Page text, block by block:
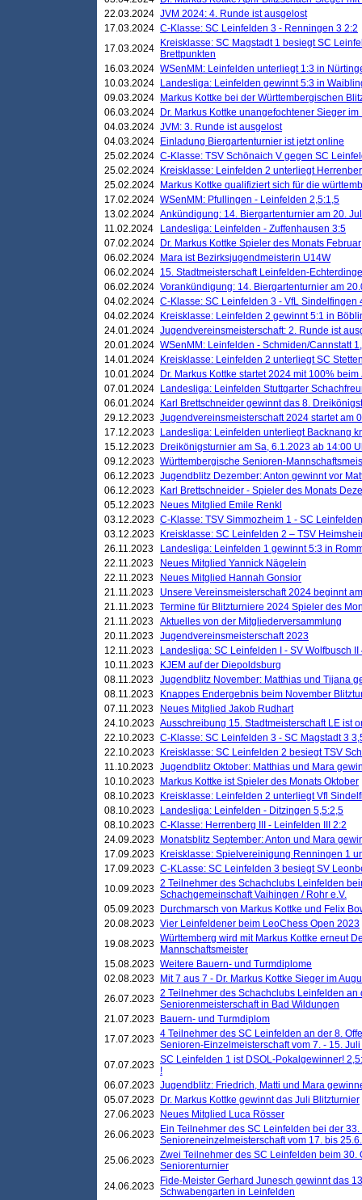
22.03.2024 JVM 2024: 4. Runde ist ausgelost
17.03.2024 C-Klasse: SC Leinfelden 3 - Renningen 3 2:2
17.03.2024
Kreisklasse: SC Magstadt 1 besiegt SC
Brettpunkten
16.03.2024 WSenMM: Leinfelden unterliegt 1:3 in
10.03.2024
Landesliga: Leinfelden gewinnt 5:3 in
09.03.2024
Markus Kottke bei der Württembergischen
06.03.2024
Dr. Markus Kottke unangefochtener Sieger
04.03.2024 JVM: 3. Runde ist ausgelost
04.03.2024
Einladung Biergartenturnier ist jetzt online
25.02.2024 C-Klasse: TSV Schönaich V gegen SC
25.02.2024
Kreisklasse: Leinfelden 2 unterliegt
25.02.2024
Markus Kottke qualifiziert sich für die
17.02.2024 WSenMM: Pfullingen - Leinfelden 2,5:1,5
13.02.2024 Ankündigung: 14. Biergartenturnier am 20.
11.02.2024
Landesliga: Leinfelden - Zuffenhausen 3:5
07.02.2024
Dr. Markus Kottke Spieler des Monats Februar
06.02.2024
Mara ist Bezirksjugendmeisterin U14W
06.02.2024 15. Stadtmeisterschaft Leinfelden-
06.02.2024 Vorankündigung: 14. Biergartenturnier am
04.02.2024 C-Klasse: SC Leinfelden 3 - VfL Sindelfingen
04.02.2024
Kreisklasse: Leinfelden 2 gewinnt 5:1 in
24.01.2024 Jugendvereinsmeisterschaft: 2. Runde ist
20.01.2024 WSenMM: Leinfelden - Schmiden/Cannstatt
14.01.2024
Kreisklasse: Leinfelden 2 unterliegt SC
10.01.2024
Dr. Markus Kottke startet 2024 mit 100%
07.01.2024
Landesliga: Leinfelden Stuttgarter
06.01.2024
Karl Brettschneider gewinnt das 8.
29.12.2023 Jugendvereinsmeisterschaft 2024 startet am
17.12.2023
Landesliga: Leinfelden unterliegt Backnang
15.12.2023
Dreikönigsturnier am Sa, 6.1.2023 ab 14:00
09.12.2023 Württembergische Senioren-
06.12.2023 Jugendblitz Dezember: Anton gewinnt vor
06.12.2023
Karl Brettschneider - Spieler des Monats
05.12.2023
Neues Mitglied Emile Renkl
03.12.2023 C-Klasse: TSV Simmozheim 1 - SC
03.12.2023
Kreisklasse: SC Leinfelden 2 – TSV
26.11.2023
Landesliga: Leinfelden 1 gewinnt 5:3 in
22.11.2023
Neues Mitglied Yannick Nägelein
22.11.2023
Neues Mitglied Hannah Gonsior
21.11.2023
Unsere Vereinsmeisterschaft 2024 beginnt
21.11.2023 Termine für Blitzturniere 2024 Spieler des
21.11.2023 Aktuelles von der Mitgliederversammlung
20.11.2023 Jugendvereinsmeisterschaft 2023
12.11.2023
Landesliga: SC Leinfelden I - SV Wolfbusch II
10.11.2023
KJEM auf der Diepoldsburg
08.11.2023 Jugendblitz November: Matthias und Tijana
08.11.2023
Knappes Endergebnis beim November
07.11.2023
Neues Mitglied Jakob Rudhart
24.10.2023 Ausschreibung 15. Stadtmeisterschaft LE ist
22.10.2023 C-Klasse: SC Leinfelden 3 - SC Magstadt 3
22.10.2023
Kreisklasse: SC Leinfelden 2 besiegt TSV
11.10.2023 Jugendblitz Oktober: Matthias und Mara
10.10.2023
Markus Kottke ist Spieler des Monats Oktober
08.10.2023
Kreisklasse: Leinfelden 2 unterliegt Vfl
08.10.2023
Landesliga: Leinfelden - Ditzingen 5,5:2,5
08.10.2023 C-Klasse: Herrenberg III - Leinfelden III 2:2
24.09.2023
Monatsblitz September: Anton und Mara
17.09.2023
Kreisklasse: Spielvereinigung Renningen 1
17.09.2023 C-KLasse: SC Leinfelden 3 besiegt SV
10.09.2023 2 Teilnehmer des Schachclubs Leinfelden
Schachgemeinschaft Vaihingen / Rohr e.V.
05.09.2023
Durchmarsch von Markus Kottke und Felix
20.08.2023 Vier Leinfeldener beim LeoChess Open 2023
19.08.2023 Württemberg wird mit Markus Kottke erneut
Mannschaftsmeister
15.08.2023 Weitere Bauern- und Turmdiplome
02.08.2023
Mit 7 aus 7 - Dr. Markus Kottke Sieger im
26.07.2023 2 Teilnehmer des Schachclubs Leinfelden an
Seniorenmeisterschaft in Bad Wildungen
21.07.2023
Bauern- und Turmdiplom
17.07.2023 4 Teilnehmer des SC Leinfelden an der 8.
Senioren-Einzelmeisterschaft vom 7. - 15.
07.07.2023 SC Leinfelden 1 ist DSOL-Pokalgewinner!
!
06.07.2023 Jugendblitz: Friedrich, Matti und Mara
05.07.2023
Dr. Markus Kottke gewinnt das Juli Blitzturnier
27.06.2023
Neues Mitglied Luca Rösser
26.06.2023
Ein Teilnehmer des SC Leinfelden bei der
Senioreneinzelmeisterschaft vom 17. bis
25.06.2023 Zwei Teilnehmer des SC Leinfelden beim
Seniorenturnier
24.06.2023
Fide-Meister Gerhard Junesch gewinnt das
Schwabengarten in Leinfelden